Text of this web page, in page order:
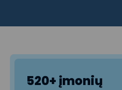
520+ įmonių